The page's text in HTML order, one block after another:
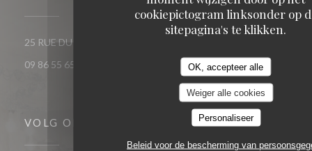
cookiepictogram linksonder op
sitepagina's te klikken.
OK, accepteer alle
Weiger alle cookies
Personaliseer
Beleid voor de bescherming van
25 RUE DU ROI DE SICILE 75004 PARIS
09 86 55 65 65
VOLG ONS